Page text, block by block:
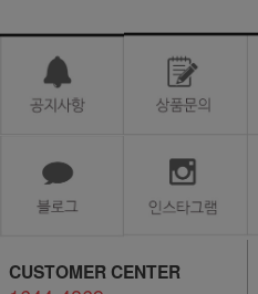
CUSTOMER CENTER